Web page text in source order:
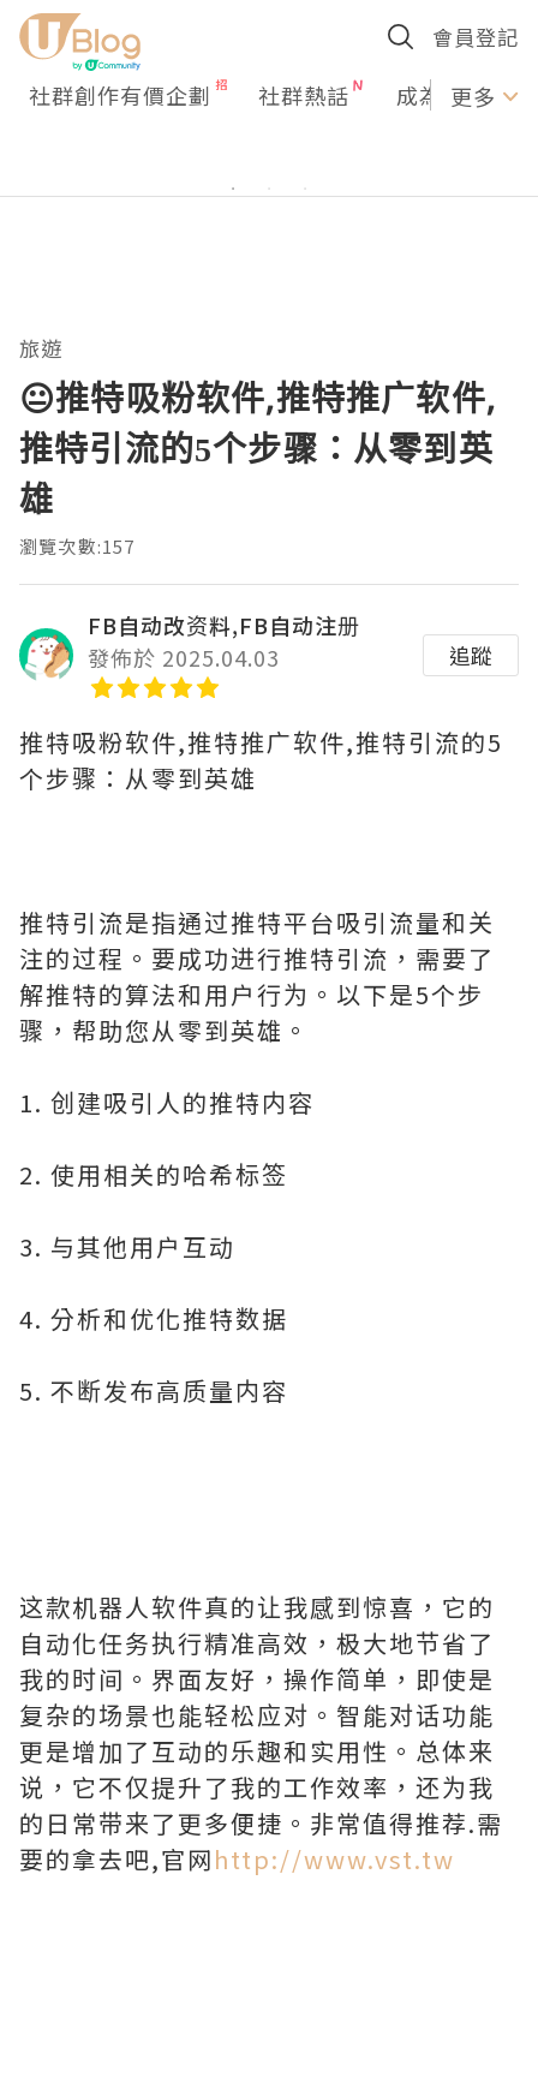
會員登記
社群創作有價企劃 社群熱話 成為U更多
旅遊
😐推特吸粉软件,推特推广软件,
推特引流的5个步骤：从零到英
雄
瀏覽次數:157
FB自动改资料,FB自动注册
發佈於 2025.04.03
追蹤
推特吸粉软件,推特推广软件,推特引流的5
个步骤：从零到英雄
推特引流是指通过推特平台吸引流量和关
注的过程。要成功进行推特引流，需要了
解推特的算法和用户行为。以下是5个步
骤，帮助您从零到英雄。
1. 创建吸引人的推特内容
2. 使用相关的哈希标签
3. 与其他用户互动
4. 分析和优化推特数据
5. 不断发布高质量内容
这款机器人软件真的让我感到惊喜，它的
自动化任务执行精准高效，极大地节省了
我的时间。界面友好，操作简单，即使是
复杂的场景也能轻松应对。智能对话功能
更是增加了互动的乐趣和实用性。总体来
说，它不仅提升了我的工作效率，还为我
的日常带来了更多便捷。非常值得推荐.需
要的拿去吧,官网http://www.vst.tw